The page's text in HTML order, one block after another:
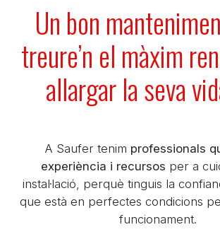
Un bon
treure’n el màxim
allargar la seva
A Saufer tenim professionals
experiència i recursos per a
instal·lació, perquè tinguis la
que està en perfectes condicions
funcionament.